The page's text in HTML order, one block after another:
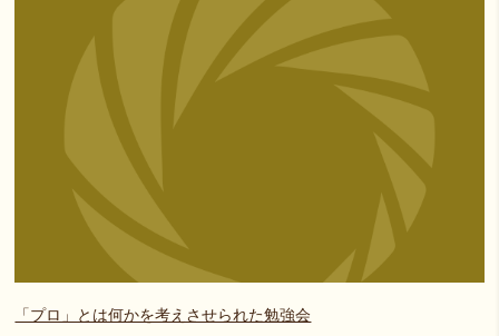
「プロ」とは何かを考えさせられた勉強会